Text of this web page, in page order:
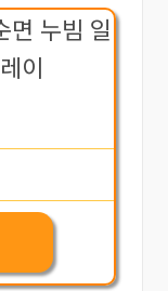
면 누빔 일
이